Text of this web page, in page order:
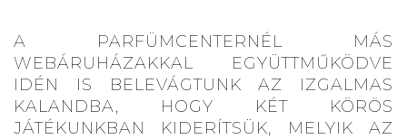
A PARFÜMCENTERNÉL MÁS
WEBÁRUHÁZAKKAL EGYÜTTMŰKÖDVE
IDÉN IS BELEVÁGTUNK AZ IZGALMAS
KALANDBA, HOGY KÉT KÖRÖS
JÁTÉKUNKBAN KIDERÍTSÜK, MELYIK AZ